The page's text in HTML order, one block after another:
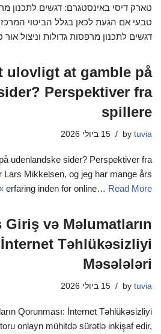
טארק דיסי באינסטגרם: דגשים לתכנון
טבעי אם הגעת לכאן בגלל הביטוי
דגשים לתכנון מרפסות גדולות וניצול
ulovligt at gamble på
Perspektiver fra
spillere
by tuvia 15 ביולי 2026
udenlandske sider? Perspektiver fra
Lars Mikkelsen, og jeg har mange års
erfaring inden for online… Read More »
Giriş və Məlumatların
Təhlükəsizliyi
Məsələləri
by tuvia 15 ביולי 2026
Qorunması: İnternet Təhlükəsizliyi
onlayn mühitdə sürətlə inkişaf edir,